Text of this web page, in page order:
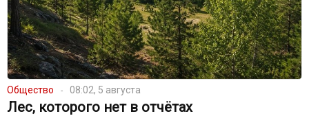
Общество 08:02, 5 августа
Лес, которого нет в отчётах